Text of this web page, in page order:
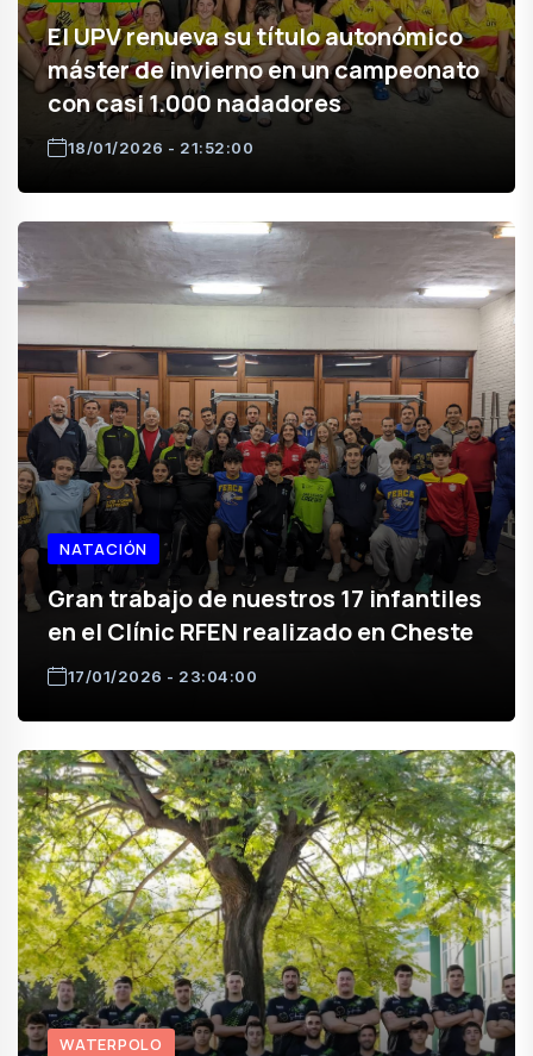
El UPV renueva su título autonómico
máster de invierno en un campeonato
con casi 1.000 nadadores
18/01/2026 - 21:52:00
NATACIÓN
Gran trabajo de nuestros 17 infantiles
en el Clínic RFEN realizado en Cheste
17/01/2026 - 23:04:00
WATERPOLO